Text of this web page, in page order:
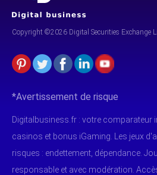
Copyright ©2026 Digital Securities Exchange
*Avertissement de risque
Digitalbusiness.fr : votre comparateur
casinos et bonus iGaming. Les jeux
risques : endettement, dépendance.
responsable et avec modération.